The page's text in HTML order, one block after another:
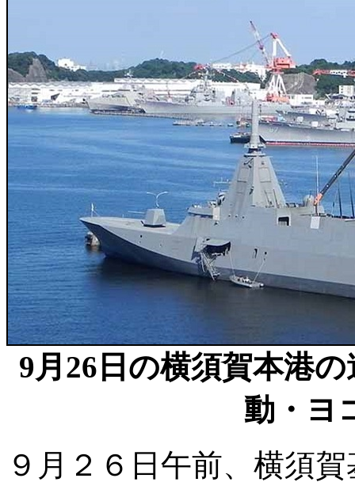
9月26日の横須賀本港
動・ヨ
９月２６日午前、横須